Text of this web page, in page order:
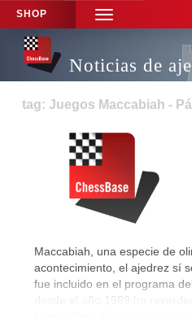
SHOP
TOGGLE
NAVIGATION
Noticias de
tag: Juegos Maccabiah -
Maccabiah, una especie de
acontecimiento, el ajedrez sí
fue incluido en el programa
desde el año 1989 ha